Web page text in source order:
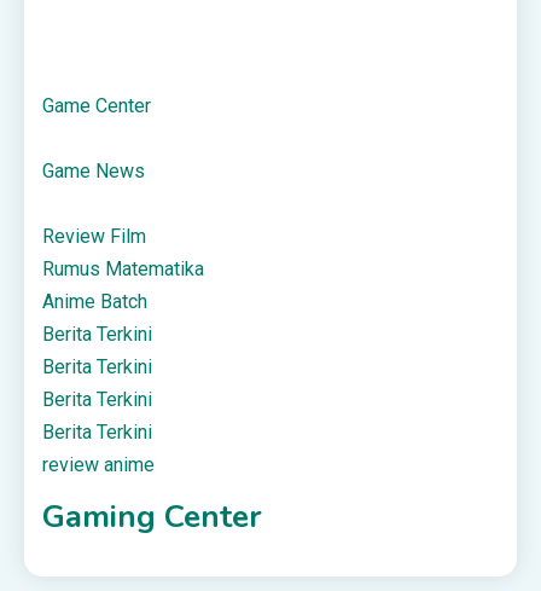
Game Center
Game News
Review Film
Rumus Matematika
Anime Batch
Berita Terkini
Berita Terkini
Berita Terkini
Berita Terkini
review anime
Gaming Center